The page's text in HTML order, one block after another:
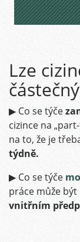
Lze
▶ Co se týče
cizince na
na to, že je
týdně.
▶ Co se týče
práce může
vnitřním